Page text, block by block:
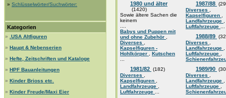
» Schlüsselwörter/Suchwörter:
Kategorien
»
.USA Altfiguren
» Haupt & Nebenserien
» Hefte, Zeitschriften und Kataloge
» HPF Bauanleitungen
» Kinder Brioss etc.
» Kinder Freude/Maxi Eier
1980 und älter
(1420)
Sowie ältere Sachen die
keinem
Babys und Puppen mit
und ohne Zubehör
Diverses
Kapselfiguren -
Hohlkörper
Kutschen
1981/82 (182)
Diverses
Kapselfiguren
Landfahrzeuge
Luftfahrzeuge
1987/88
Diverses
Kapselfiguren
Landfahrzeuge
Luftfahrzeuge
1988/89
Diverses
Landfahrzeuge
Luftfahrzeuge
1989/90
Diverses
Landfahrzeuge
Luftfahrzeuge